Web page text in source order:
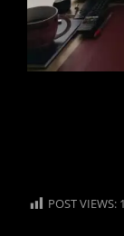
POST VIEWS: